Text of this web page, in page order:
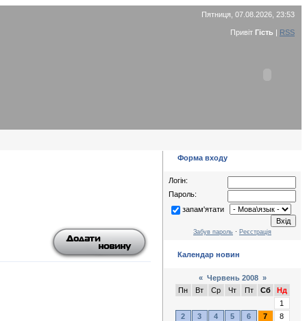
Пятниця, 07.08.2026, 23:53
Привіт Гість | RSS
Форма входу
Логін:
Пароль:
запам'ятати
Забув пароль · Реєстрація
Календар новин
« Червень 2008 »
Пн
Вт Ср Чт Пт Сб
Нд
1
2
3 4 5 6 7
8